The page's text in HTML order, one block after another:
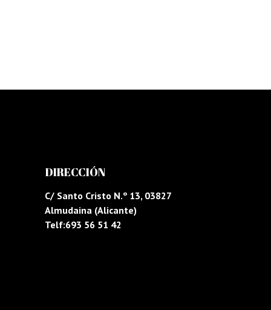
DIRECCIÓN
C/ Santo Cristo N.º 13, 03827
Almudaina (Alicante)
Telf:693 56 51 42